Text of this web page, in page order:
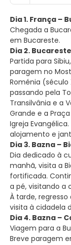
Dia 1. França –
Chegada a
em Bucareste.
Dia 2.
Partida para
paragem no
Roménia (século
passando pela
Transilvânia e a
Grande e a
Igreja
alojamento e
Dia 3. Bazna –
Dia dedicado à
manhã, visita a
fortificada.
a pé, visitando a
À tarde,
visita à cidadela
Dia 4. Bazna –
Viagem para a
Breve paragem